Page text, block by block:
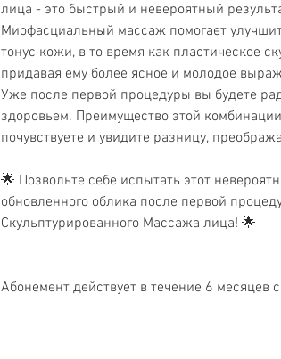
лица - это быстрый и невероятный
Миофасциальный массаж помогает
тонус кожи, в то время как пластическое
придавая ему более ясное и молодое
Уже после первой процедуры вы будете
здоровьем. Преимущество этой
почувствуете и увидите разницу,
🌟 Позвольте себе испытать этот
обновленного облика после первой
Скульптурированного Массажа лица! 🌟
Абонемент действует в течение 6 месяцев